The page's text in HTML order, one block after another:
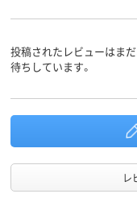
投稿されたレビューはま
待ちしています。
レ